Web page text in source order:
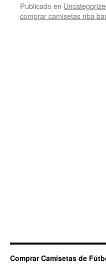
Publicado en
comprar camisetas nba
Comprar Camisetas de